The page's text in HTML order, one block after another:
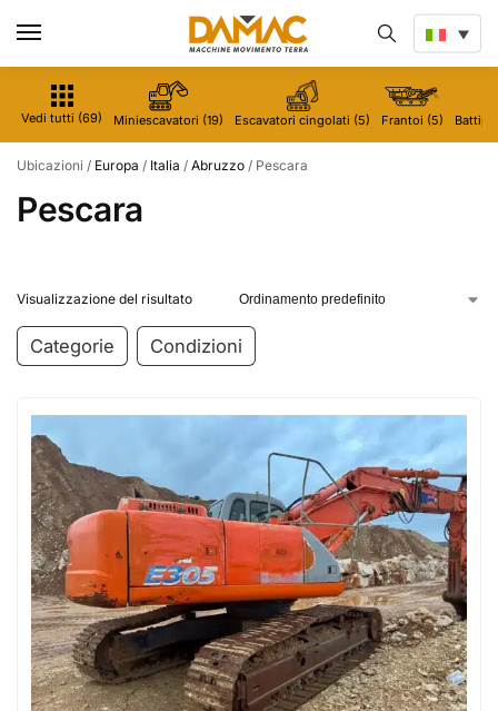
Vedi tutti (69) Miniescavatori (19) Escavatori cingolati (5) Frantoi (5)
Ubicazioni / Europa / Italia / Abruzzo / Pescara
Pescara
Visualizzazione del risultato
Categorie Condizioni